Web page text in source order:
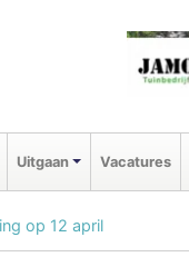
Uitgaan Vacatures
op 12 april